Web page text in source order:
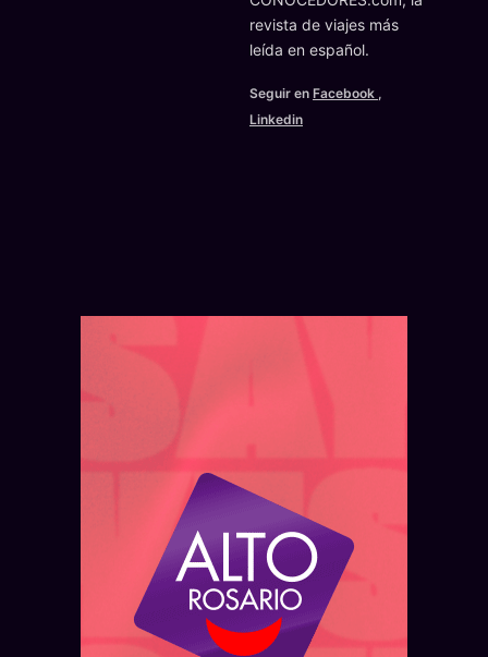
revista de viajes más
leída en español.
Seguir en Facebook ,
Linkedin